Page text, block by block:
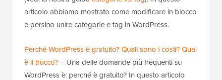
articolo abbiamo mostrato come modificare in blocco
e persino unire categorie e tag in WordPress.
Perché WordPress è gratuito? Quali sono i costi? Qual
è il trucco?– Una delle domande più frequenti su
WordPress è: perché è gratuito? In questo articolo